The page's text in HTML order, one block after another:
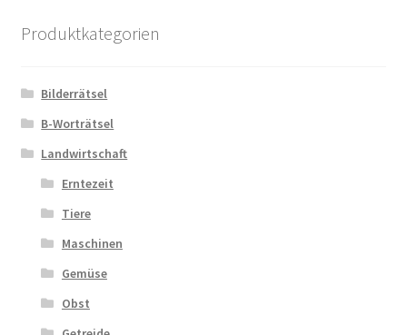
Produktkategorien
Bilderrätsel
B-Worträtsel
Landwirtschaft
Erntezeit
Tiere
Maschinen
Gemüse
Obst